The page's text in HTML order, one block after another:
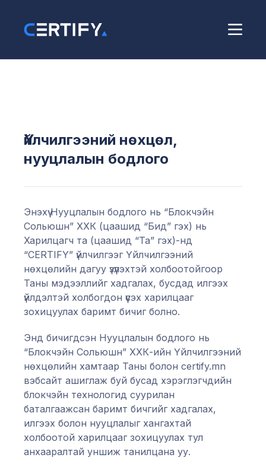
Үйлчилгээний нөхцөл,
нууцлалын бодлого
Энэхүү Нууцлалын бодлого нь “Блокчэйн
Сольюшн” ХХК (цаашид “Бид” гэх) нь
Харилцагч та (цаашид “Та” гэх)-нд
“CERTIFY” үйлчилгээг Үйлчилгээний
нөхцөлийн дагуу үзүүлэхтэй холбоотойгоор
Таны мэдээллийг хадгалах, бусдад илгээх
үйлдэлтэй холбогдон үүсэх харилцааг
зохицуулах баримт бичиг болно.
Энд бичигдсэн Нууцлалын бодлого нь
“Блокчэйн Сольюшн” ХХК-ийн Үйлчилгээний
нөхцөлийн хамтаар Таны болон certify.mn
вэбсайт ашиглаж буй бусад хэрэглэгчдийн
блокчэйн технологид суурилан
баталгаажсан баримт бичгийг хадгалах,
илгээх болон нууцлалыг хангахтай
холбоотой харилцааг зохицуулах тул
анхааралтай уншиж танилцана уу.